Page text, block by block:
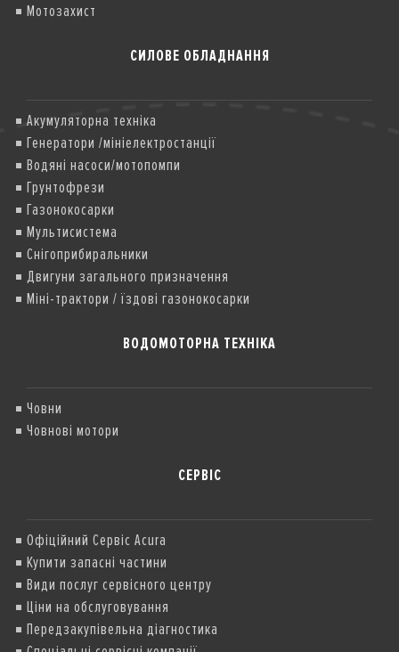
Мотозахист
СИЛОВЕ ОБЛАДНАННЯ
Акумуляторна техніка
Генератори /мініелектростанції
Водяні насоси/мотопомпи
Грунтофрези
Газонокосарки
Мультисистема
Снігоприбиральники
Двигуни загального призначення
Міні-трактори / їздові газонокосарки
ВОДОМОТОРНА ТЕХНІКА
Човни
Човнові мотори
СЕРВІС
Офіційний Сервіс Acura
Купити запасні частини
Види послуг сервісного центру
Ціни на обслуговування
Передзакупівельна діагностика